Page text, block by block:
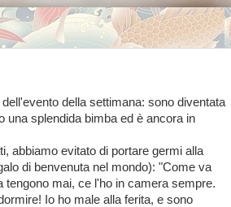
della settimana: sono diventata
una splendida bimba ed è ancora in
abbiamo evitato di portare germi alla
di benvenuta nel mondo): "Come va
tengono mai, ce l'ho in camera sempre.
Io ho male alla ferita, e sono